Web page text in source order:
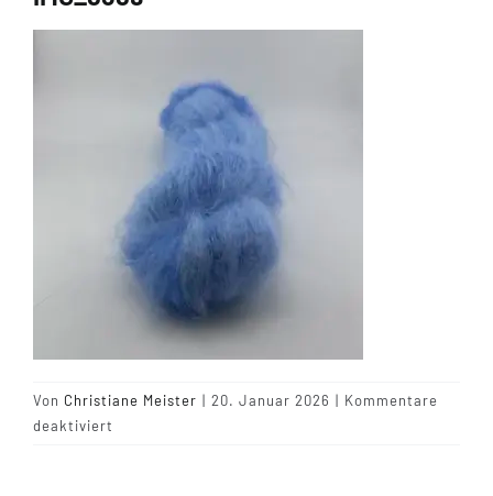
Wollfestivals
Von Christiane Meister | 20. Januar 2026 | Kommentare
deaktiviert